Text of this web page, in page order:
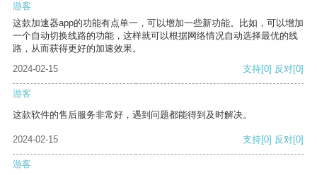
游客
这款加速器app的功能有点单一，可以增加一些新功能。比如，可以增加
一个自动切换线路的功能，这样就可以根据网络情况自动选择最优的线
路，从而获得更好的加速效果。
2024-02-15
支持[0] 反对[0]
游客
这款软件的售后服务非常好，遇到问题都能得到及时解决。
2024-02-15 支持[0] 反对[0]
游客